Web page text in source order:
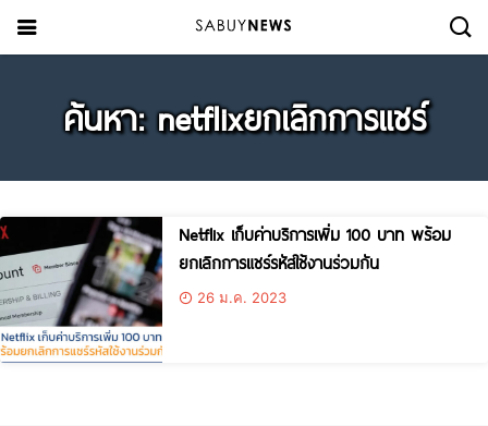
ค้นหา: netflixยกเลิกการแชร์
Netflix เก็บค่าบริการเพิ่ม 100 บาท พร้อม
ยกเลิกการแชร์รหัสใช้งานร่วมกัน
26 ม.ค. 2023